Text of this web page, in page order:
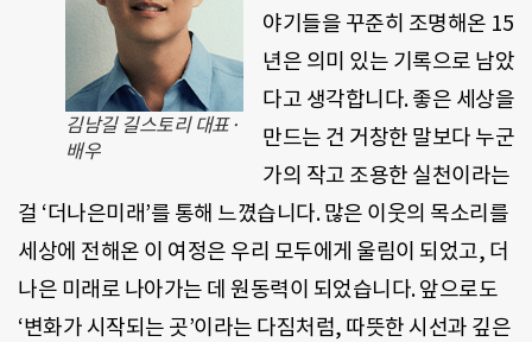
김남길 길스토리 대표·
배우
야기들을 꾸준히 조명해온 15
년은 의미 있는 기록으로 남았
다고 생각합니다. 좋은 세상을
만드는 건 거창한 말보다 누군
가의 작고 조용한 실천이라는
걸 ‘더나은미래’를 통해 느꼈습니다. 많은 이웃의 목소리를
세상에 전해온 이 여정은 우리 모두에게 울림이 되었고, 더
나은 미래로 나아가는 데 원동력이 되었습니다. 앞으로도
‘변화가 시작되는 곳’이라는 다짐처럼, 따뜻한 시선과 깊은